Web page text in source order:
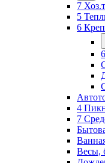
7
5
6
4
7
Весы,